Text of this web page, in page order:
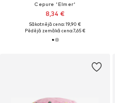
Cepure 'Elmer'
8,34 €
Sākotnējā cena: 19,90 €
Pēdējā zemākā cena:7,65 €